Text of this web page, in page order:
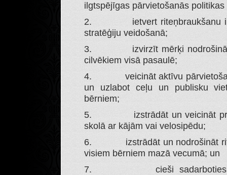
ilgtspējīgas pārvietošanās
2. ietvert riteņbraukšanu
stratēģiju veidošanā;
3. izvirzīt mērķi nodrošināt
cilvēkiem visā pasaulē;
4. veicināt aktīvu
un uzlabot ceļu un publisku
bērniem;
5. izstrādāt un veicināt
skolā ar kājām vai velosipēdu;
6. izstrādāt un nodrošināt
visiem bērniem mazā vecumā; un
7. cieši sadarboties ar